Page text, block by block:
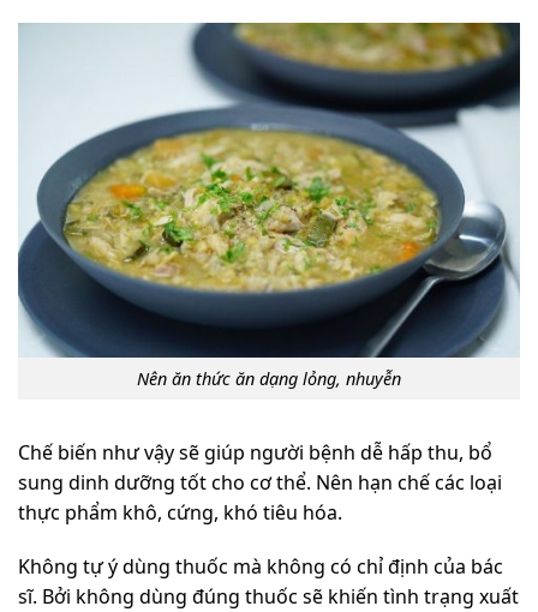
Nên ăn thức ăn dạng lỏng, nhuyễn
Chế biến như vậy sẽ giúp người bệnh dễ hấp thu, bổ
sung dinh dưỡng tốt cho cơ thể. Nên hạn chế các loại
thực phẩm khô, cứng, khó tiêu hóa.
Không tự ý dùng thuốc mà không có chỉ định của bác
sĩ. Bởi không dùng đúng thuốc sẽ khiến tình trạng xuất